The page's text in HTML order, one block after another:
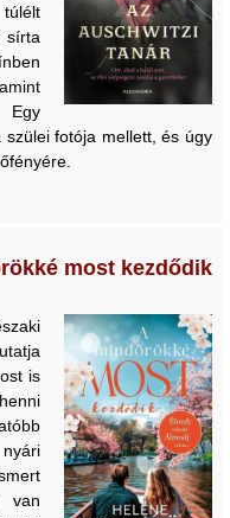
sírta
Egy
fotója mellett, és úgy
most kezdődik
is
van